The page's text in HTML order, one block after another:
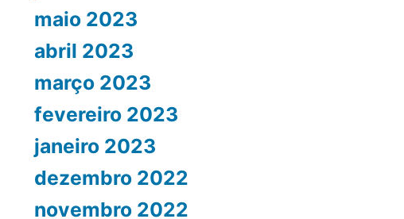
maio 2023
abril 2023
março 2023
fevereiro 2023
janeiro 2023
dezembro 2022
novembro 2022